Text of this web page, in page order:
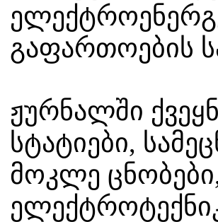
გაფართოების
ჟურნალში
სტატიები,
მოკლე